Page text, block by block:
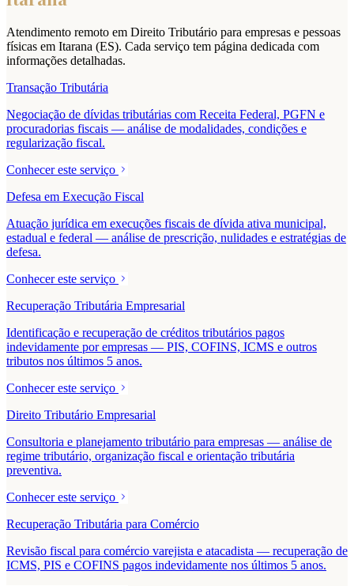
Atendimento remoto em Direito Tributário para empresas e pessoas
físicas em Itarana (ES). Cada serviço tem página dedicada com
informações detalhadas.
Transação Tributária
Negociação de dívidas tributárias com Receita Federal, PGFN e
procuradorias fiscais — análise de modalidades, condições e
regularização fiscal.
Conhecer este serviço
Defesa em Execução Fiscal
Atuação jurídica em execuções fiscais de dívida ativa municipal,
estadual e federal — análise de prescrição, nulidades e estratégias de
defesa.
Conhecer este serviço
Recuperação Tributária Empresarial
Identificação e recuperação de créditos tributários pagos
indevidamente por empresas — PIS, COFINS, ICMS e outros
tributos nos últimos 5 anos.
Conhecer este serviço
Direito Tributário Empresarial
Consultoria e planejamento tributário para empresas — análise de
regime tributário, organização fiscal e orientação tributária
preventiva.
Conhecer este serviço
Recuperação Tributária para Comércio
Revisão fiscal para comércio varejista e atacadista — recuperação de
ICMS, PIS e COFINS pagos indevidamente nos últimos 5 anos.